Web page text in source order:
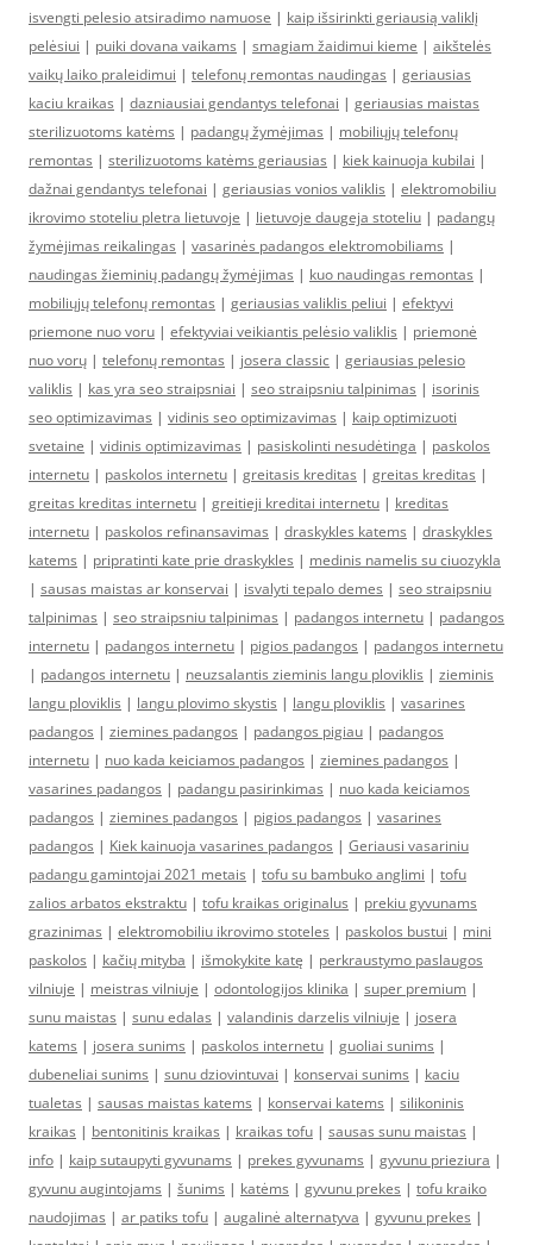
isvengti pelesio atsiradimo namuose | kaip išsirinkti geriausią valiklį
pelėsiui | puiki dovana vaikams | smagiam žaidimui kieme | aikštelės
vaikų laiko praleidimui | telefonų remontas naudingas | geriausias
kaciu kraikas | dazniausiai gendantys telefonai | geriausias maistas
sterilizuotoms katėms | padangų žymėjimas | mobiliųjų telefonų
remontas | sterilizuotoms katėms geriausias | kiek kainuoja kubilai |
dažnai gendantys telefonai | geriausias vonios valiklis | elektromobiliu
ikrovimo stoteliu pletra lietuvoje | lietuvoje daugeja stoteliu | padangų
žymėjimas reikalingas | vasarinės padangos elektromobiliams |
naudingas žieminių padangų žymėjimas | kuo naudingas remontas |
mobiliųjų telefonų remontas | geriausias valiklis peliui | efektyvi
priemone nuo voru | efektyviai veikiantis pelėsio valiklis | priemonė
nuo vorų | telefonų remontas | josera classic | geriausias pelesio
valiklis | kas yra seo straipsniai | seo straipsniu talpinimas | isorinis
seo optimizavimas | vidinis seo optimizavimas | kaip optimizuoti
svetaine | vidinis optimizavimas | pasiskolinti nesudėtinga | paskolos
internetu | paskolos internetu | greitasis kreditas | greitas kreditas |
greitas kreditas internetu | greitieji kreditai internetu | kreditas
internetu | paskolos refinansavimas | draskykles katems | draskykles
katems | pripratinti kate prie draskykles | medinis namelis su ciuozykla
| sausas maistas ar konservai | isvalyti tepalo demes | seo straipsniu
talpinimas | seo straipsniu talpinimas | padangos internetu | padangos
internetu | padangos internetu | pigios padangos | padangos internetu
| padangos internetu | neuzsalantis zieminis langu ploviklis | zieminis
langu ploviklis | langu plovimo skystis | langu ploviklis | vasarines
padangos | ziemines padangos | padangos pigiau | padangos
internetu | nuo kada keiciamos padangos | ziemines padangos |
vasarines padangos | padangu pasirinkimas | nuo kada keiciamos
padangos | ziemines padangos | pigios padangos | vasarines
padangos | Kiek kainuoja vasarines padangos | Geriausi vasariniu
padangu gamintojai 2021 metais | tofu su bambuko anglimi | tofu
zalios arbatos ekstraktu | tofu kraikas originalus | prekiu gyvunams
grazinimas | elektromobiliu ikrovimo stoteles | paskolos bustui | mini
paskolos | kačių mityba | išmokykite katę | perkraustymo paslaugos
vilniuje | meistras vilniuje | odontologijos klinika | super premium |
sunu maistas | sunu edalas | valandinis darzelis vilniuje | josera
katems | josera sunims | paskolos internetu | guoliai sunims |
dubeneliai sunims | sunu dziovintuvai | konservai sunims | kaciu
tualetas | sausas maistas katems | konservai katems | silikoninis
kraikas | bentonitinis kraikas | kraikas tofu | sausas sunu maistas |
info | kaip sutaupyti gyvunams | prekes gyvunams | gyvunu prieziura |
gyvunu augintojams | šunims | katėms | gyvunu prekes | tofu kraiko
naudojimas | ar patiks tofu | augalinė alternatyva | gyvunu prekes |